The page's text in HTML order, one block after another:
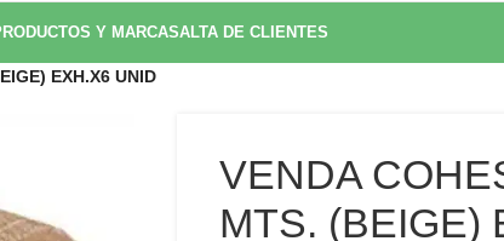
Y MARCASALTA DE CLIENTES
EXH.X6 UNID
VENDA
MTS. (BEIGE)